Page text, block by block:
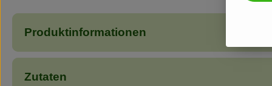
Produktinformationen
Zutaten